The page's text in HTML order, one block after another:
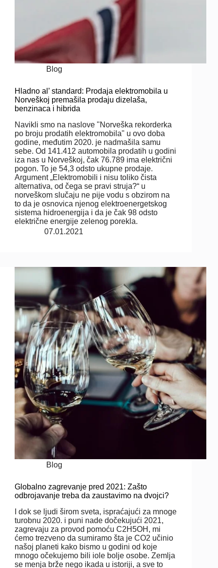
Blog
Hladno al’ standard: Prodaja elektromobila u
Norveškoj premašila prodaju dizelaša,
benzinaca i hibrida
Navikli smo na naslove "Norveška rekorderka
po broju prodatih elektromobila" u ovo doba
godine, međutim 2020. je nadmašila samu
sebe. Od 141.412 automobila prodatih u godini
iza nas u Norveškoj, čak 76.789 ima električni
pogon. To je 54,3 odsto ukupne prodaje.
Argument „Elektromobili i nisu toliko čista
alternativa, od čega se pravi struja?“ u
norveškom slučaju ne pije vodu s obzirom na
to da je osnovica njenog elektroenergetskog
sistema hidroenergija i da je čak 98 odsto
električne energije zelenog porekla.
07.01.2021
Blog
Globalno zagrevanje pred 2021: Zašto
odbrojavanje treba da zaustavimo na dvojci?
I dok se ljudi širom sveta, ispraćajući za mnoge
turobnu 2020. i puni nade dočekujući 2021,
zagrevaju za provod pomoću C2H5OH, mi
ćemo trezveno da sumiramo šta je CO2 učinio
našoj planeti kako bismo u godini od koje
mnogo očekujemo bili iole bolje osobe. Zemlja
se menja brže nego ikada u istoriji, a sve to